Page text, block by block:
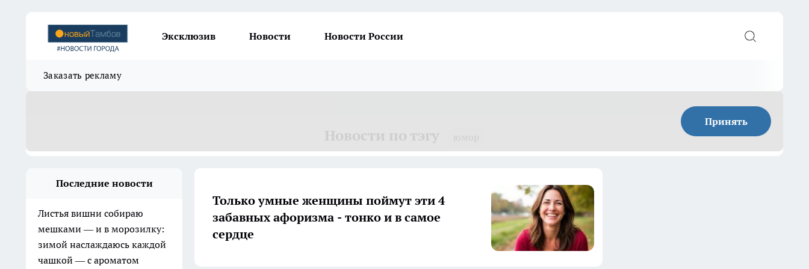
Эксклюзив Новости Новости России
Заказать рекламу
Принять
Последние новости
Листья вишни собираю
мешками — и в морозилку:
зимой наслаждаюсь каждой
чашкой — с ароматом
Только умные женщины поймут эти 4
забавных афоризма - тонко и в самое
сердце